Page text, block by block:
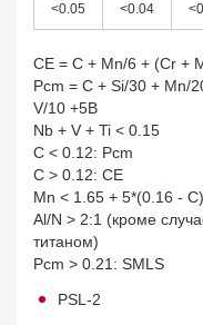
<0.05
<0.04
CE = C + Mn/6 + (Cr +
Pcm = C + Si/30 + Mn/
V/10 +5B
Nb + V + Ti < 0.15
C < 0.12: Pcm
C > 0.12: CE
Mn < 1.65 + 5*(0.16 - С)
Al/N > 2:1 (кроме
титаном)
Pcm > 0.21: SMLS
PSL-2